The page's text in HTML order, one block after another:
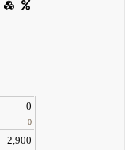
0
0
2,900